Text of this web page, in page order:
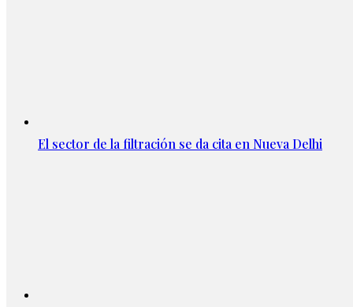
El sector de la filtración se da cita en Nueva Delhi